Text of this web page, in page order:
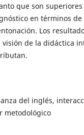
que son
en términos
Los
de la didáctica
del inglés,
metodológico